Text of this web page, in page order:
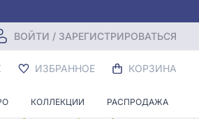
ВОЙТИ / ЗАРЕГИСТРИРОВАТЬСЯ
ИЗБРАННОЕ КОРЗИНА
КОЛЛЕКЦИИ РАСПРОДАЖА